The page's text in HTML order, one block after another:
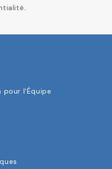
pour l'Équipe